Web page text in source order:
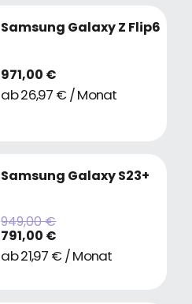
Samsung Galaxy Z Flip6
971,00 €
ab 26,97 € / Monat
Samsung Galaxy S23+
949,00 €
791,00 €
ab 21,97 € / Monat